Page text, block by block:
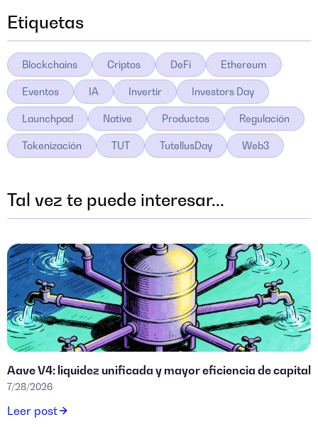
Etiquetas
Blockchains Criptos DeFi Ethereum
Eventos IA Invertir Investors Day
Launchpad Native Productos Regulación
Tokenización TUT TutellusDay Web3
Tal vez te puede interesar...
Aave V4: liquidez unificada y mayor eficiencia de capital
7/28/2026
Leer post